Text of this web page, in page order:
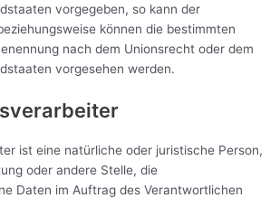
vorgegeben, so kann der
können die bestimmten
nach dem Unionsrecht oder dem
vorgesehen werden.
ist eine natürliche oder juristische Person,
oder andere Stelle, die
Daten im Auftrag des Verantwortlichen